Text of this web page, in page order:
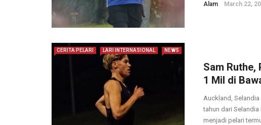
Alam March 22,
CERITA PELARI LARI INTERNASIONAL NEWS
Sam Ruthe,
1 Mil di
Auckland, Selandia
tahun dari Selandia
menjadi pelari